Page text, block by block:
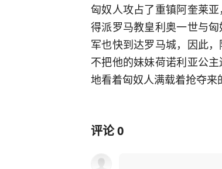
匈奴人攻占了重镇阿奎莱
得派罗马教皇利奥一世与
军也快到达罗马城，因此
不把他的妹妹荷诺利亚公
地看着匈奴人满载着抢夺来
评论0